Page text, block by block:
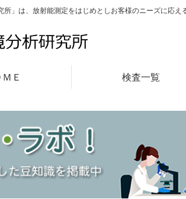
所」は、放射能測定をはじめとしお客様のニーズに応
Ｅ 検査一覧